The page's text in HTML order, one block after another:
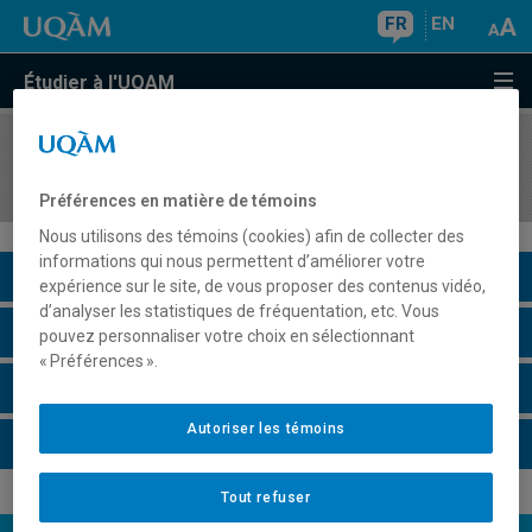
FR EN
Étudier à l'UQAM
COURS//
Description du cours
Horaire - Été 2026
Préférences en matière de témoins
Nous utilisons des témoins (cookies) afin de collecter des
informations qui nous permettent d’améliorer votre
expérience sur le site, de vous proposer des contenus vidéo,
d’analyser les statistiques de fréquentation, etc. Vous
pouvez personnaliser votre choix en sélectionnant
« Préférences ».
Tout refuser
Autoriser les témoins